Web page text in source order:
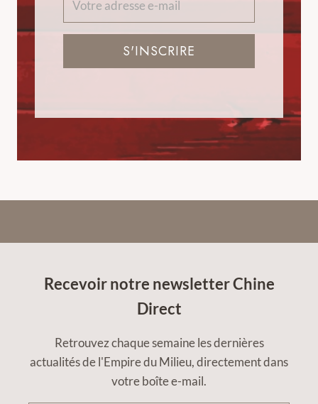
S'INSCRIRE
Recevoir notre newsletter Chine
Direct
Retrouvez chaque semaine les dernières
actualités de l'Empire du Milieu, directement dans
votre boîte e-mail.